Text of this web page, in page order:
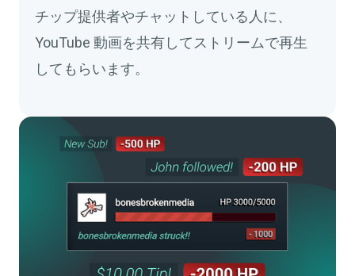
チップ提供者やチャットしている人に、
YouTube 動画を共有してストリームで再生
してもらいます。